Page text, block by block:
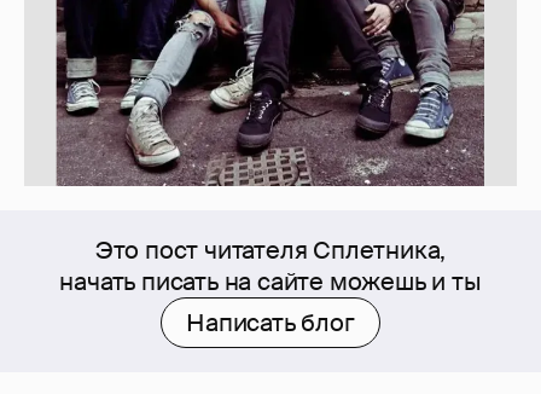
Это пост читателя Сплетника,
начать писать на сайте можешь и ты
Написать блог